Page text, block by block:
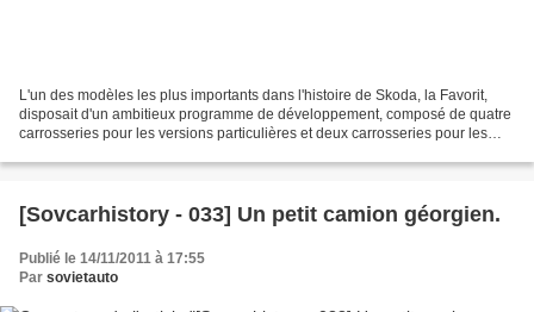
L'un des modèles les plus importants dans l'histoire de Skoda, la Favorit,
disposait d'un ambitieux programme de développement, composé de quatre
carrosseries pour les versions particulières et deux carrosseries pour les
[Sovcarhistory - 033] Un petit camion géorgien.
Publié le 14/11/2011 à 17:55
Par sovietauto